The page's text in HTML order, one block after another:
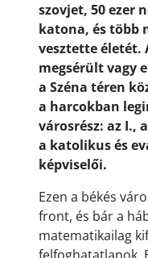
szovjet, 50 ezer
katona, és több
vesztette életét.
megsérült vagy
a Széna téren
a harcokban
városrész: az I.,
a katolikus és
képviselői.
Ezen a békés
front, és bár a
matematikailag